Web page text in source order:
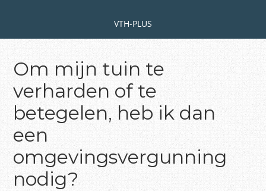
VTH-PLUS
Om mijn tuin te
verharden of te
betegelen, heb ik dan
een
omgevingsvergunning
nodig?